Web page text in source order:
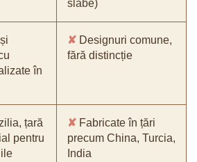
slabe)
în
✘ Designuri comune,
fără distincție
țară
pentru
✘ Fabricate în țări
precum China, Turcia,
India